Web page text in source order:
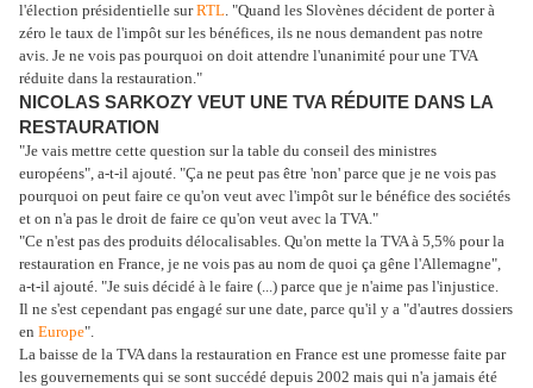
l'élection présidentielle surRTL. "Quand les Slovènes décident de porter à
zéro le taux de l'impôt sur les bénéfices, ils ne nous demandent pas notre
avis. Je ne vois pas pourquoi on doit attendre l'unanimité pour une TVA
réduite dans la restauration."
NICOLAS SARKOZY VEUT UNE TVA RÉDUITE DANS LA
RESTAURATION
"Je vais mettre cette question sur la table du conseil des ministres
européens", a-t-il ajouté. "Ça ne peut pas être 'non' parce que je ne vois pas
pourquoi on peut faire ce qu'on veut avec l'impôt sur le bénéfice des sociétés
et on n'a pas le droit de faire ce qu'on veut avec la TVA."
"Ce n'est pas des produits délocalisables. Qu'on mette la TVA à 5,5% pour la
restauration en France, je ne vois pas au nom de quoi ça gêne l'Allemagne",
a-t-il ajouté. "Je suis décidé à le faire (...) parce que je n'aime pas l'injustice.
Il ne s'est cependant pas engagé sur une date, parce qu'il y a "d'autres dossiers
en Europe".
La baisse de la TVA dans la restauration en France est une promesse faite par
les gouvernements qui se sont succédé depuis 2002 mais qui n'a jamais été